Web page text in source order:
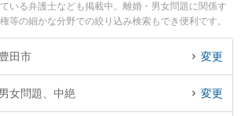
いる弁護士なども掲載中。離婚・男女問題に関係す
等の細かな分野での絞り込み検索もでき便利です。
敏夫弁護士やけやき通り法律事務所の梅村 浩司弁護
悠一朗弁護士のプロフィール情報や弁護士費用、強
索したい』『初回相談無料で中絶トラブルを法律相
に相談予約したい』などでお困りの相談者さんにお
田市 変更
女問題、中絶 変更